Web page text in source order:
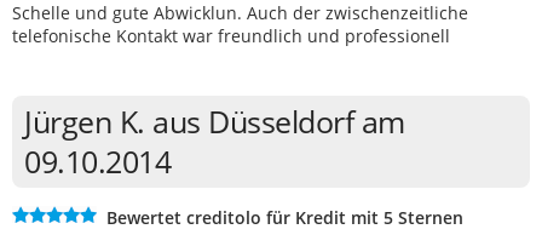
Schelle und gute Abwicklun. Auch der zwischenzeitliche
telefonische Kontakt war freundlich und professionell
Jürgen K. aus Düsseldorf am
09.10.2014
Bewertet creditolo für Kredit mit 5 Sternen